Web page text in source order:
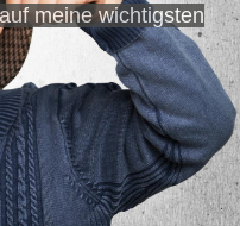
meine wichtigsten